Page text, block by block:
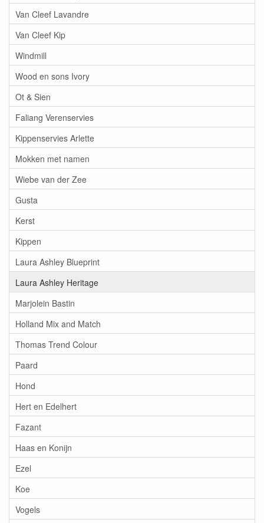
Van Cleef Lavandre
Van Cleef Kip
Windmill
Wood en sons Ivory
Ot & Sien
Faliang Verenservies
Kippenservies Arlette
Mokken met namen
Wiebe van der Zee
Gusta
Kerst
Kippen
Laura Ashley Blueprint
Laura Ashley Heritage
Marjolein Bastin
Holland Mix and Match
Thomas Trend Colour
Paard
Hond
Hert en Edelhert
Fazant
Haas en Konijn
Ezel
Koe
Vogels